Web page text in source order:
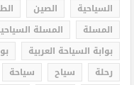
السياحية
الصين
المسلة
المسلة
بوابة السياحة العربية
رحلة
سياح سياحة